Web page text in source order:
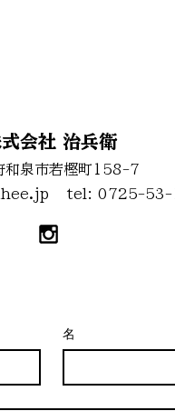
会社 治兵衛
和泉市若樫町158-7
tel: 0725-53-
名